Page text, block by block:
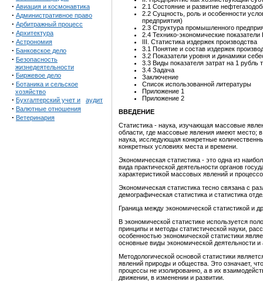
· Авиация и космонавтика
· Административное право
· Арбитражный процесс
· Архитектура
· Астрономия
· Банковское дело
· Безопасность
жизнедеятельности
· Биржевое дело
· Ботаника и сельское
хозяйство
· Бухгалтерский учет и аудит
· Валютные отношения
· Ветеринария
2.1 Состояние и развитие
2.2 Сущность, роль и особенности
предприятия)
2.3 Структура промышленного
2.4 Технико-экономические
III. Статистика издержек производства
3.1 Понятие и состав издержек
3.2 Показатели уровня и динамики
3.3 Виды показателя затрат на 1 рубль
3.4 Задача
Заключение
Список использованной литературы
Приложение 1
Приложение 2
ВВЕДЕНИЕ
Статистика - наука, изучающая массовые
области, где массовые явления имеют место;
наука, исследующая конкретные
конкретных условиях места и времени.
Экономическая статистика - это одна из
вида практической деятельности органов
характеристикой массовых явлений и
Экономическая статистика тесно связана с
демографическая статистика и статистика
Граница между экономической статистикой и
В экономической статистике используется
принципы и методы статистической науки,
особенностью экономической статистики
основные виды экономической деятельности
Методологической основой статистики
явлений природы и общества. Это означает,
процессы не изолированно, а в их
движении, в изменении и развитии.